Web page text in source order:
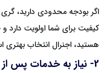
اگر بودجه محدودی دارید، گری
کیفیت برای شما اولویت دارد
هستید، اجنرال انتخاب بهتری
2- نیاز به خدمات پس از فروش